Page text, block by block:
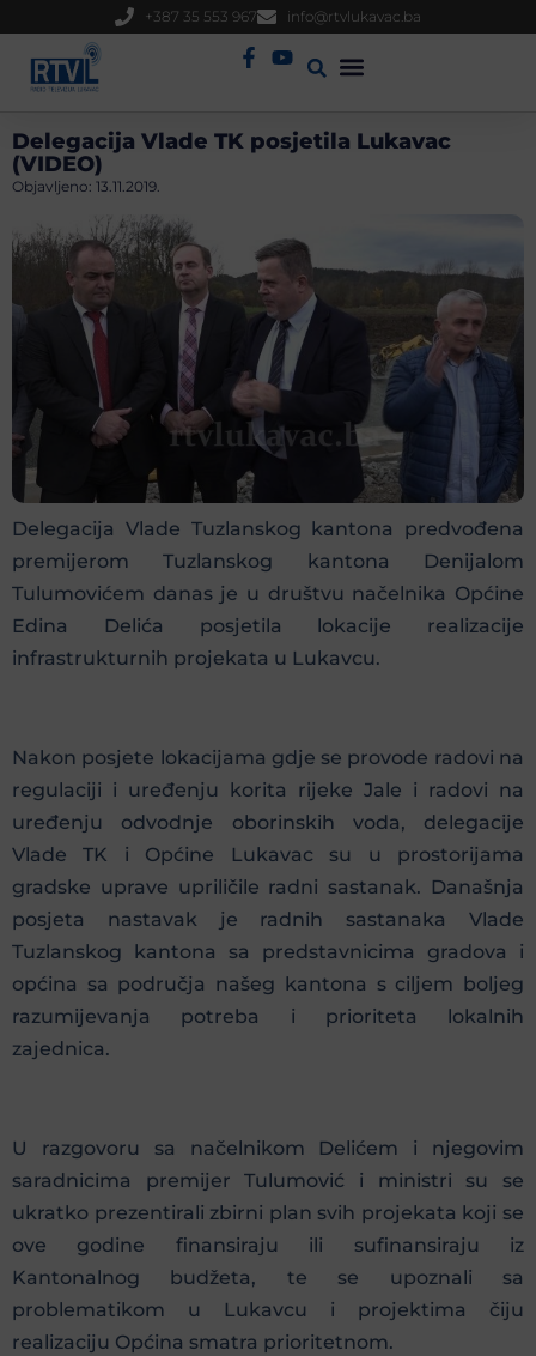
+387 35 553 967 info@rtvlukavac.ba
Delegacija Vlade TK posjetila Lukavac
(VIDEO)
Objavljeno: 13.11.2019.
Delegacija Vlade Tuzlanskog kantona predvođena
premijerom Tuzlanskog kantona Denijalom
Tulumovićem danas je u društvu načelnika Općine
Edina Delića posjetila lokacije realizacije
infrastrukturnih projekata u Lukavcu.
Nakon posjete lokacijama gdje se provode radovi na
regulaciji i uređenju korita rijeke Jale i radovi na
uređenju odvodnje oborinskih voda, delegacije
Vlade TK i Općine Lukavac su u prostorijama
gradske uprave upriličile radni sastanak. Današnja
posjeta nastavak je radnih sastanaka Vlade
Tuzlanskog kantona sa predstavnicima gradova i
općina sa područja našeg kantona s ciljem boljeg
razumijevanja potreba i prioriteta lokalnih
zajednica.
U razgovoru sa načelnikom Delićem i njegovim
saradnicima premijer Tulumović i ministri su se
ukratko prezentirali zbirni plan svih projekata koji se
ove godine finansiraju ili sufinansiraju iz
Kantonalnog budžeta, te se upoznali sa
problematikom u Lukavcu i projektima čiju
realizaciju Općina smatra prioritetnom.